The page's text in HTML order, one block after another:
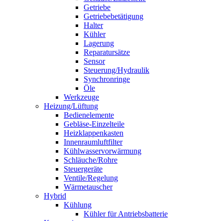
Getriebe
Getriebebetätigung
Halter
Kühler
Lagerung
Reparatursätze
Sensor
Steuerung/Hydraulik
Synchronringe
Öle
Werkzeuge
Heizung/Lüftung
Bedienelemente
Gebläse-Einzelteile
Heizklappenkasten
Innenraumluftfilter
Kühlwasservorwärmung
Schläuche/Rohre
Steuergeräte
Ventile/Regelung
Wärmetauscher
Hybrid
Kühlung
Kühler für Antriebsbatterie